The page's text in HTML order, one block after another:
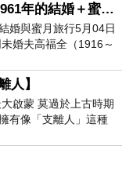
AI「曼波女郎」葛蘭1961年的結婚＋蜜月旅行 #戀上老電影 #葛蘭 #粟子
婚與蜜月旅行5月04日
婚夫高福全（1916～
於英國倫敦St.S
人】
啟蒙 莫過於上古時期
有像「支離人」這種
讀